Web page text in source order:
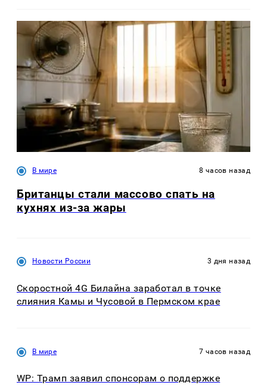
В мире 8 часов назад
Британцы стали массово спать на
кухнях из-за жары
Новости России 3 дня назад
Скоростной 4G Билайна заработал в точке
слияния Камы и Чусовой в Пермском крае
В мире 7 часов назад
WP: Трамп заявил спонсорам о поддержке